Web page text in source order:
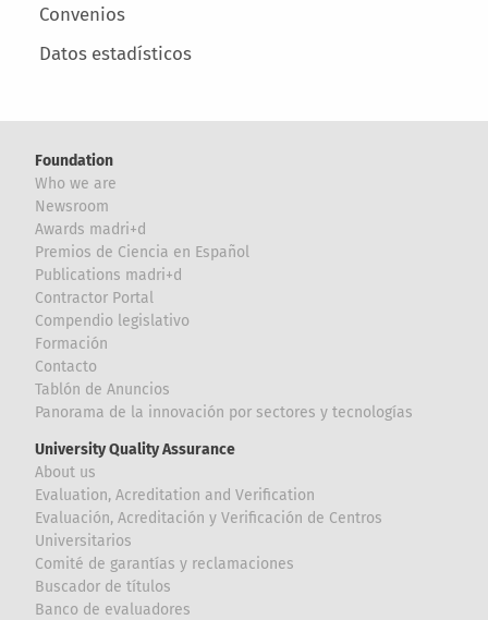
Convenios
Datos estadísticos
Foundation
Who we are
Newsroom
Awards madri+d
Premios de Ciencia en Español
Publications madri+d
Contractor Portal
Compendio legislativo
Formación
Contacto
Tablón de Anuncios
Panorama de la innovación por sectores y tecnologías
University Quality Assurance
About us
Evaluation, Acreditation and Verification
Evaluación, Acreditación y Verificación de Centros
Universitarios
Comité de garantías y reclamaciones
Buscador de títulos
Banco de evaluadores